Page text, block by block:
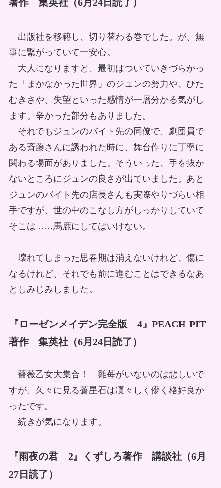
著作 集英社（6月24日読了）
出版社を移籍し、切り替わる巻でした。が、無
事に繋がっていて一安心。
大人になりますと、最初はついていきづらかっ
た「まかなかった世界」のジュンの努力や、ひた
むきさや、失望といった感情が一層分かる気がし
ます。辛かった部分もありました。
それでもジュンのバイト先の同僚で、劇団員で
ある斉藤さんに誘われた時に、舞台作りに丁寧に
関わる場面がありました。そういった、手を抜か
ないところにジュンの良さが出ていました。あと
ジュンのバイト先の店長さんも実際やりづらい相
手ですが、世の中のこなし方がしっかりしていて
そこは……馬鹿にしてはいけない。
壊れてしまった思春期は消えないけれど、傷に
なるけれど、それでも前に進むことはできるなあ
としみじみしました。
『ローゼンメイデン完全版 4』PEACH-PIT
著作 集英社（6月24日読了）
薔薇乙女大集合！ 雛苺がいないのは悲しいで
すが、久々に見る蒼星石は凜々しく儚く格好良か
ったです。
続きが気になります。
『雨夜の君 2』くずしろ著作 講談社（6月
27日読了）